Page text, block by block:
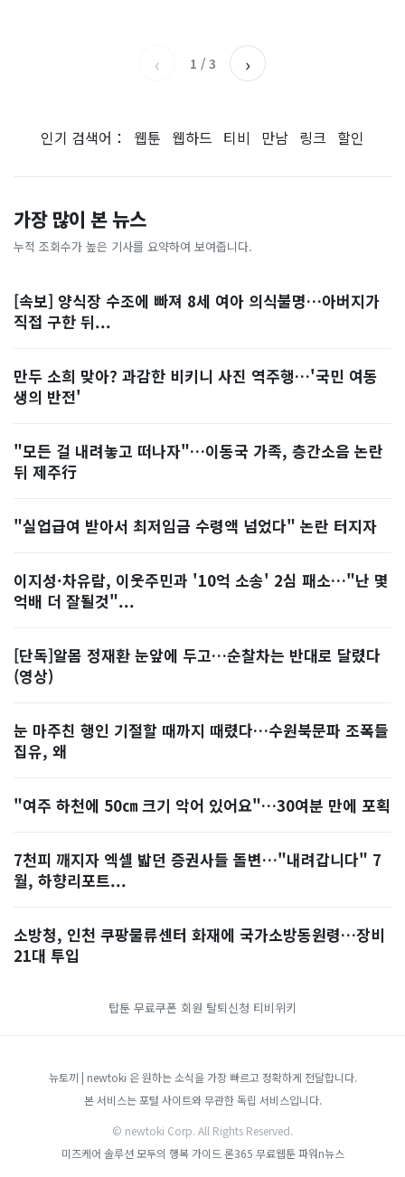
‹ 1 / 3 ›
인기 검색어： 웹툰 웹하드 티비 만남 링크 할인
가장 많이 본 뉴스
누적 조회수가 높은 기사를 요약하여 보여줍니다.
[속보] 양식장 수조에 빠져 8세 여아 의식불명…아버지가
직접 구한 뒤...
만두 소희 맞아? 과감한 비키니 사진 역주행…'국민 여동
생의 반전'
"모든 걸 내려놓고 떠나자"…이동국 가족, 층간소음 논란
뒤 제주行
"실업급여 받아서 최저임금 수령액 넘었다" 논란 터지자
이지성·차유람, 이웃주민과 '10억 소송' 2심 패소…"난 몇
억배 더 잘될것"...
[단독]알몸 정재환 눈앞에 두고…순찰차는 반대로 달렸다
(영상)
눈 마주친 행인 기절할 때까지 때렸다…수원북문파 조폭들
집유, 왜
"여주 하천에 50㎝ 크기 악어 있어요"…30여분 만에 포획
7천피 깨지자 엑셀 밟던 증권사들 돌변…"내려갑니다" 7
월, 하향리포트...
소방청, 인천 쿠팡물류센터 화재에 국가소방동원령…장비
21대 투입
탑툰 무료쿠폰 회원 탈퇴신청 티비위키
뉴토끼 | newtoki 은 원하는 소식을 가장 빠르고 정확하게 전달합니다.
본 서비스는 포털 사이트와 무관한 독립 서비스입니다.
© newtoki Corp. All Rights Reserved.
미즈케어 솔루션 모두의 행복 가이드 론365 무료웹툰 파워n뉴스